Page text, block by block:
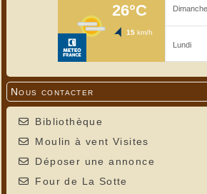
Nous contacter
Bibliothèque
Moulin à vent Visites
Déposer une annonce
Four de La Sotte